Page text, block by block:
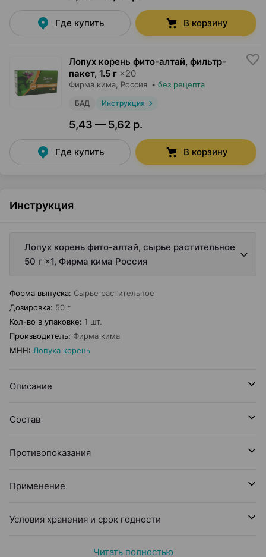
Где купить В корзину
Лопух корень фито-алтай, фильтр-
пакет, 1.5 г ×20
Фирма кима , Россия • без рецепта
БАД Инструкция
5,43 — 5,62 р.
Где купить В корзину
Инструкция
Лопух корень фито-алтай, сырье растительное
50 г ×1, Фирма кима Россия
Форма выпуска: Сырье растительное
Дозировка: 50 г
Кол-во в упаковке: 1 шт.
Производитель: Фирма кима
МНН: Лопуха корень
Описание
Состав
Противопоказания
Применение
Условия хранения и срок годности
Читать полностью